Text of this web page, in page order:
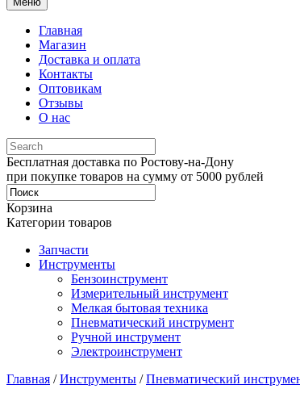
Главная
Магазин
Доставка и оплата
Контакты
Оптовикам
Отзывы
О нас
Бесплатная доставка по Ростову-на-Дону
при покупке товаров на сумму от 5000 рублей
Корзина
Категории товаров
Запчасти
Инструменты
Бензоинструмент
Измерительный инструмент
Мелкая бытовая техника
Пневматический инструмент
Ручной инструмент
Электроинструмент
Главная /Инструменты /Пневматический